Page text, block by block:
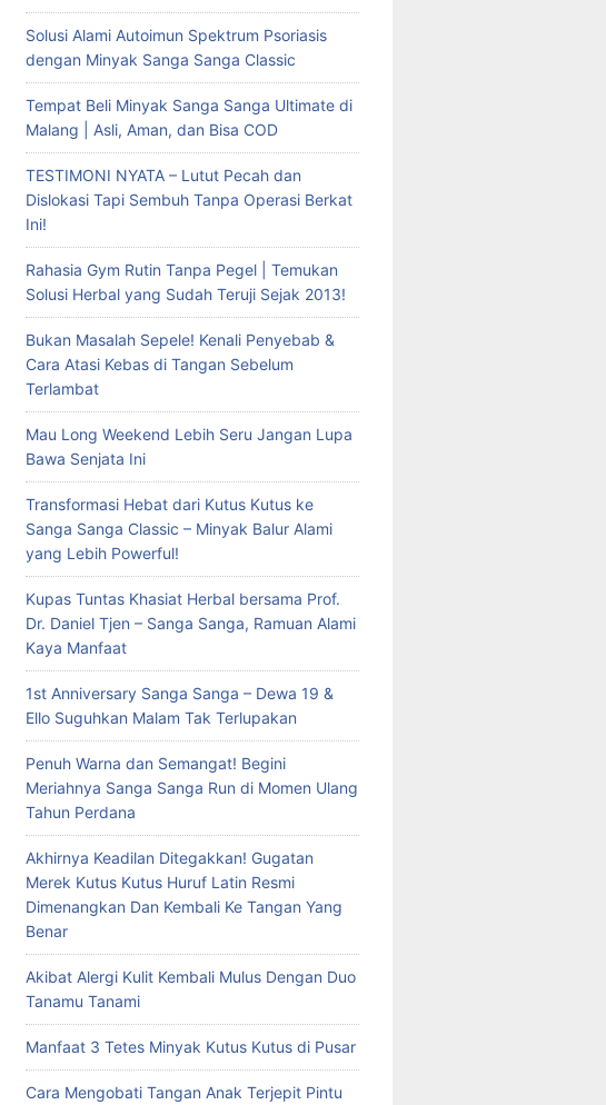
Solusi Alami Autoimun Spektrum Psoriasis
dengan Minyak Sanga Sanga Classic
Tempat Beli Minyak Sanga Sanga Ultimate di
Malang | Asli, Aman, dan Bisa COD
TESTIMONI NYATA – Lutut Pecah dan
Dislokasi Tapi Sembuh Tanpa Operasi Berkat
Ini!
Rahasia Gym Rutin Tanpa Pegel | Temukan
Solusi Herbal yang Sudah Teruji Sejak 2013!
Bukan Masalah Sepele! Kenali Penyebab &
Cara Atasi Kebas di Tangan Sebelum
Terlambat
Mau Long Weekend Lebih Seru Jangan Lupa
Bawa Senjata Ini
Transformasi Hebat dari Kutus Kutus ke
Sanga Sanga Classic – Minyak Balur Alami
yang Lebih Powerful!
Kupas Tuntas Khasiat Herbal bersama Prof.
Dr. Daniel Tjen – Sanga Sanga, Ramuan Alami
Kaya Manfaat
1st Anniversary Sanga Sanga – Dewa 19 &
Ello Suguhkan Malam Tak Terlupakan
Penuh Warna dan Semangat! Begini
Meriahnya Sanga Sanga Run di Momen Ulang
Tahun Perdana
Akhirnya Keadilan Ditegakkan! Gugatan
Merek Kutus Kutus Huruf Latin Resmi
Dimenangkan Dan Kembali Ke Tangan Yang
Benar
Akibat Alergi Kulit Kembali Mulus Dengan Duo
Tanamu Tanami
Manfaat 3 Tetes Minyak Kutus Kutus di Pusar
Cara Mengobati Tangan Anak Terjepit Pintu